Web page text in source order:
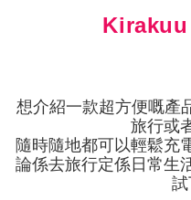
Kirakuu
想介紹一款超方便嘅產
旅行或
隨時隨地都可以輕鬆充
論係去旅行定係日常生
試